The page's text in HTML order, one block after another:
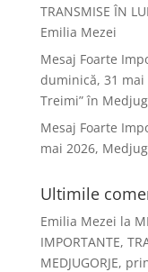
TRANSMISE ÎN
Emilia Mezei
Mesaj Foarte
duminică, 31 mai
Treimi” în
Mesaj Foarte
mai 2026,
Ultimile
Emilia Mezei la
IMPORTANTE,
MEDJUGORJE,